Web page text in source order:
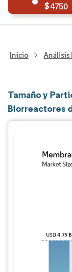
4750
Inicio Análisis
Tamaño y
Biorreactores